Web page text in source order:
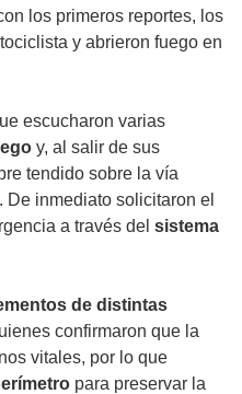
los primeros reportes, los
y abrieron fuego en
escucharon varias
y, al salir de sus
tendido sobre la vía
inmediato solicitaron el
a través del sistema
de distintas
confirmaron que la
vitales, por lo que
para preservar la